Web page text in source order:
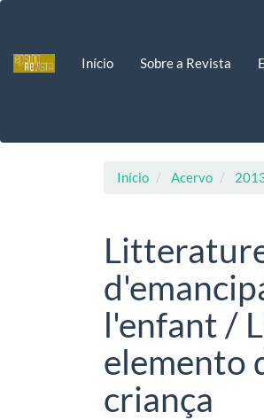
principalInício Sobre a Revista
Início Acervo
l'enfant /
elemento
criança